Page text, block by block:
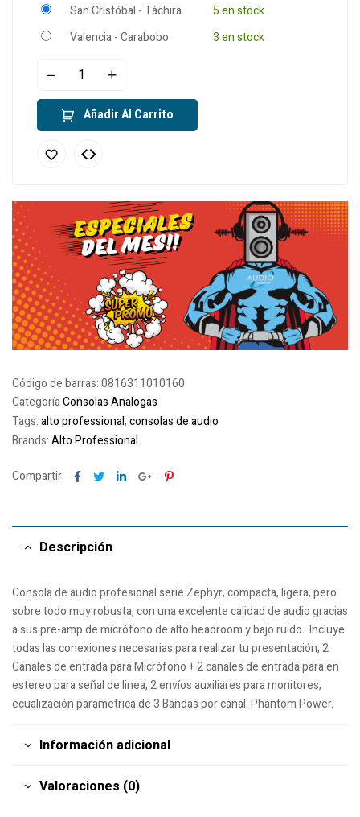
San Cristóbal - Táchira
5 en stock
Valencia - Carabobo
3 en stock
Añadir Al Carrito
Código de barras:0816311010160
CategoríaConsolas Analogas
Tags:alto professional,consolas de audio
Brands:Alto Professional
Compartir Facebook
TwitterLinkedinGoogle+Pinterest
Descripción
Consola de audio profesional serie Zephyr, compacta, ligera, pero
sobre todo muy robusta, con una excelente calidad de audio gracias
a sus pre-amp de micrófono de alto headroom y bajo ruido. Incluye
todas las conexiones necesarias para realizar tu presentación, 2
Canales de entrada para Micrófono + 2 canales de entrada para en
estereo para señal de linea, 2 envíos auxiliares para monitores,
ecualización parametrica de 3 Bandas por canal, Phantom Power.
Información adicional
Valoraciones (0)